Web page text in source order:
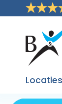
Locaties